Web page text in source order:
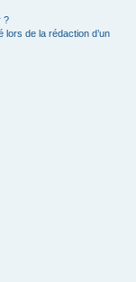
?
lors de la rédaction d’un